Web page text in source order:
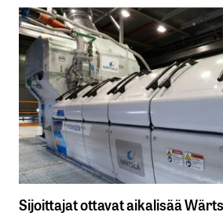
Sijoittajat ottavat aikalisää